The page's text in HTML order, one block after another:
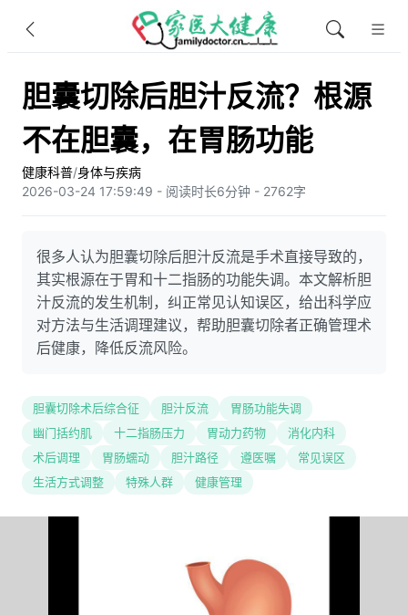
胆囊切除后胆汁反流？根源
不在胆囊，在胃肠功能
健康科普/身体与疾病
2026-03-24 17:59:49 - 阅读时长6分钟 - 2762字
很多人认为胆囊切除后胆汁反流是手术直接导致的，
其实根源在于胃和十二指肠的功能失调。本文解析胆
汁反流的发生机制，纠正常见认知误区，给出科学应
对方法与生活调理建议，帮助胆囊切除者正确管理术
后健康，降低反流风险。
胆囊切除术后综合征 胆汁反流
胃肠功能失调
幽门括约肌
十二指肠压力 胃动力药物
消化内科
术后调理
胃肠蠕动 胆汁路径 遵医嘱
常见误区
生活方式调整
特殊人群 健康管理